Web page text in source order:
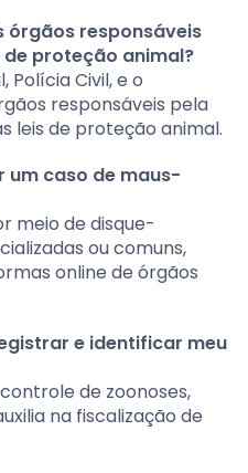
órgãos responsáveis
proteção animal?
Polícia Civil, e o
responsáveis pela
leis de proteção animal.
um caso de maus-
meio de disque-
ou comuns,
online de órgãos
e identificar meu
de zoonoses,
na fiscalização de